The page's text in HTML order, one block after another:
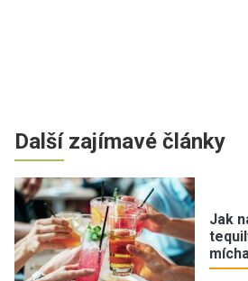
Další zajímavé články
Jak